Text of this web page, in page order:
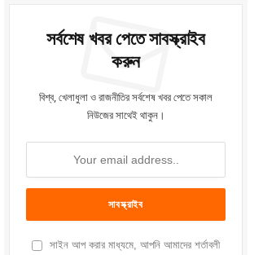
সর্বশেষ খবর পেতে সাবস্ক্রাইব
করুন
বিশ্ব, খেলাধুলা ও রাজনীতির সর্বশেষ খবর পেতে সকাল
নিউজের সাথেই থাকুন।
সাইন আপ করার মাধ্যমে, আপনি আমাদের শর্তাবলী